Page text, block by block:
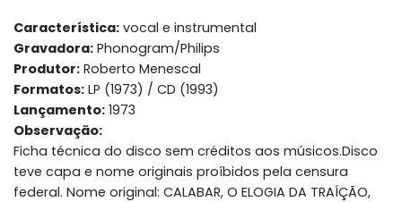
Característica: vocal e instrumental
Gravadora: Phonogram/Philips
Produtor: Roberto Menescal
Formatos: LP (1973) / CD (1993)
Lançamento: 1973
Observação:
Ficha técnica do disco sem créditos aos músicos.Disco
teve capa e nome originais proíbidos pela censura
federal. Nome original: CALABAR, O ELOGIA DA TRAÍÇÃO,